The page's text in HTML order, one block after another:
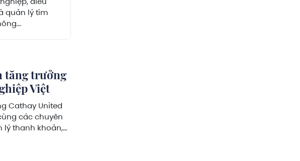
quản lý tìm
tăng trưởng
Việt
Cathay United
các chuyên
lý thanh khoản,
biên giới,